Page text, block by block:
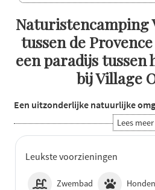
Leukste voorzieningen
Zwembad
Naturistencamping
tussen de
een paradijs tussen
bij Village
Een uitzonderlijke natuurlijke